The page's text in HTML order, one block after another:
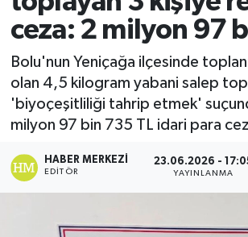
ceza: 2 milyon 97
Bolu'nun Yeniçağa ilçesinde
olan 4,5 kilogram yabani salep
'biyoçeşitliliği tahrip etmek'
milyon 97 bin 735 TL idari para
HABER MERKEZI
EDITÖR
23.06.2026 -
YAYINLANMA
Ekonomi
Sağlık
Tokat Haber